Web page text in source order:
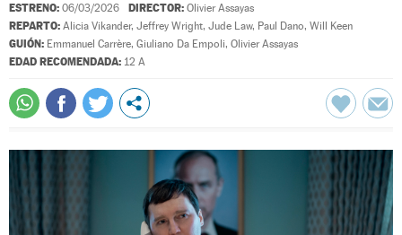
ESTRENO: 06/03/2026 DIRECTOR: Olivier Assayas
REPARTO: Alicia Vikander, Jeffrey Wright, Jude Law, Paul Dano, Will Keen
GUIÓN: Emmanuel Carrère, Giuliano Da Empoli, Olivier Assayas
EDAD RECOMENDADA: 12 A